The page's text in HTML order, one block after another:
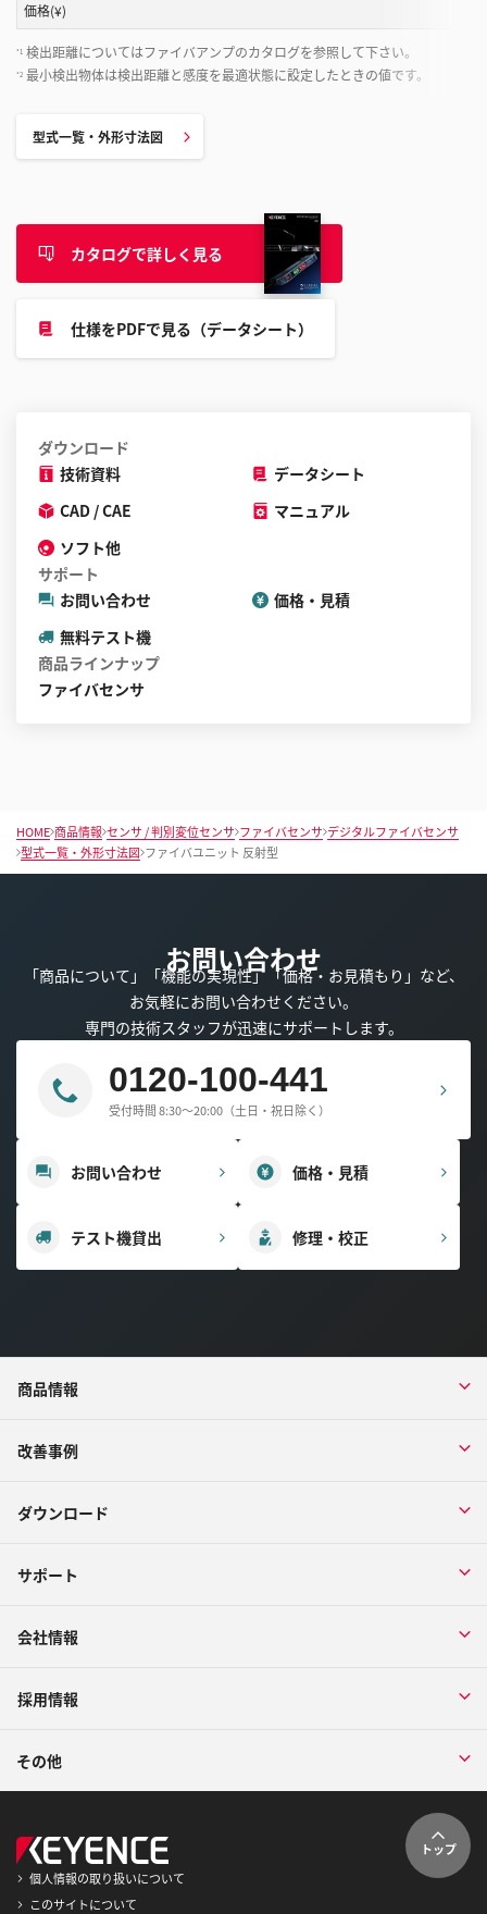
価格(¥)
*1 検出距離についてはファイバアンプのカタログを参照して下さい。
*2 最小検出物体は検出距離と感度を最適状態に設定したときの値です。
型式一覧・外形寸法図
カタログで詳しく見る
仕様をPDFで見る（データシート）
ダウンロード
技術資料
データシート
CAD / CAE
マニュアル
ソフト他
サポート
お問い合わせ
価格・見積
無料テスト機
商品ラインナップ
ファイバセンサ
HOME 商品情報 センサ / 判別変位センサ ファイバセンサ デジタルファイバセンサ
型式一覧・外形寸法図 ファイバユニット 反射型
お問い合わせ
「商品について」「機能の実現性」「価格・お見積もり」など、
お気軽にお問い合わせください。
専門の技術スタッフが迅速にサポートします。
0120-100-441
受付時間 8:30～20:00（土日・祝日除く）
お問い合わせ 価格・見積
テスト機貸出 修理・校正
商品情報
改善事例
ダウンロード
サポート
会社情報
採用情報
その他
トップ
個人情報の取り扱いについて
このサイトについて